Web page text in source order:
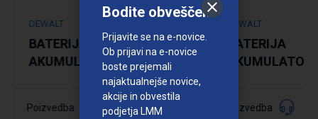
DEWALT
BATERIJA
AKUMULATORSKA
Poizvedba Šifra: 040028
DEWALT
BATERIJA
Poizvedba
Bodite obveščeni
Prijavite se na e-novice.
Ob prijavi na e-novice
boste prejemali
najaktualnejše novice,
akcije in obvestila
podjetja LMM